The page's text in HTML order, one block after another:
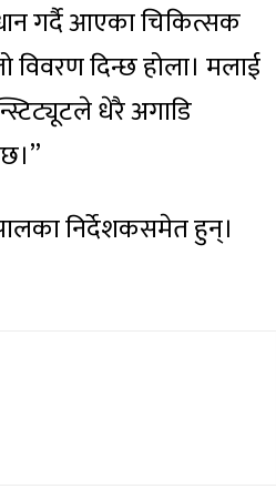
गर्दै आएका चिकित्सक
दिन्छ होला। मलाई
धेरै अगाडि
निर्देशकसमेत हुन्।